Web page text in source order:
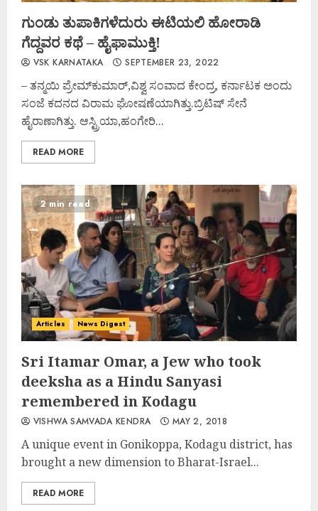
ಗುಂಡು ತುಪಾಕಿಗಳೆದುರು ಈಟಿಯಲಿ ಹೋರಾಡಿ
ಗೆದ್ದವರ ಕಥೆ – ಹೈಫಾಮುಕ್ತಿ!
VSK KARNATAKA SEPTEMBER 23, 2022
– ತನ್ಮಯಿ ಪ್ರೇಮ್‌ಕುಮಾರ್,ವಿಶ್ವ ಸಂವಾದ ಕೇಂದ್ರ, ಕರ್ನಾಟಕ ಅಂದು
ಸಂಜೆ ಕದನದ ವಿರಾಮ ಘೋಷಣೆಯಾಗಿತ್ತು.ಬ್ರಿಟಿಷ್ ಸೇನೆ
ಹೈರಾಣಾಗಿತ್ತು. ಆಸ್ಟ್ರಿಯಾ,ಹಂಗೇರಿ...
READ MORE
2 min read
Articles News Digest
Sri Itamar Omar, a Jew who took
deeksha as a Hindu Sanyasi
remembered in Kodagu
VISHWA SAMVADA KENDRA MAY 2, 2018
A unique event in Gonikoppa, Kodagu district, has
brought a new dimension to Bharat-Israel...
READ MORE